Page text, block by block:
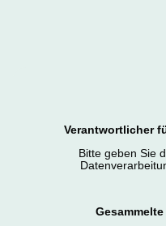
Verantwortlicher
Bitte geben Sie